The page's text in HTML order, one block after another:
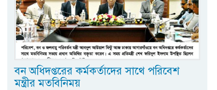
বন অধিদপ্তরের কর্মকর্তাদের সাথে পরিবেশ
মন্ত্রীর মতবিনিময়